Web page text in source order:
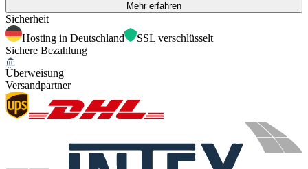
Mehr erfahren
Sicherheit
Hosting in Deutschland
SSL verschlüsselt
Sichere Bezahlung
Überweisung
Versandpartner